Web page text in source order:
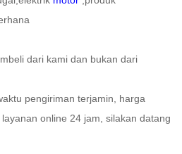
dari kami dan bukan dari
pengiriman terjamin, harga
online 24 jam, silakan datang